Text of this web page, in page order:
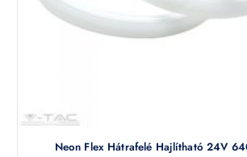
Neon Flex Hátrafelé Hajlítható 24V